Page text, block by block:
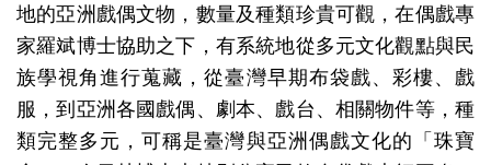
究
便
民
服
地的亞洲戲偶文物，數量及種類珍貴可觀，在偶戲專
家羅斌博士協助之下，有系統地從多元文化觀點與民
族學視角進行蒐藏，從臺灣早期布袋戲、彩樓、戲
服，到亞洲各國戲偶、劇本、戲台、相關物件等，種
類完整多元，可稱是臺灣與亞洲偶戲文化的「珠寶